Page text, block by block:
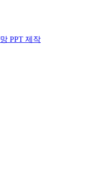
PPT 제작